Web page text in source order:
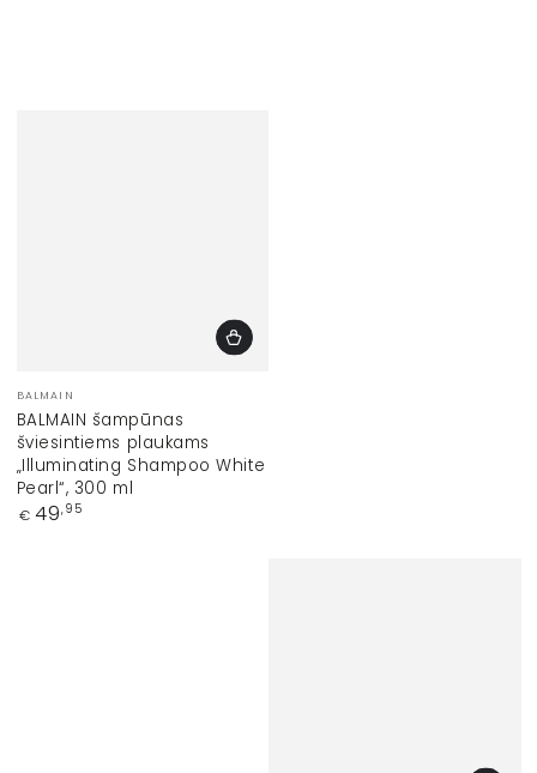
Prekinis
ženklas:
BALMAIN
BALMAIN šampūnas
šviesintiems plaukams
„Illuminating Shampoo White
Pearl“, 300 ml
Įprasta
€ 49,95